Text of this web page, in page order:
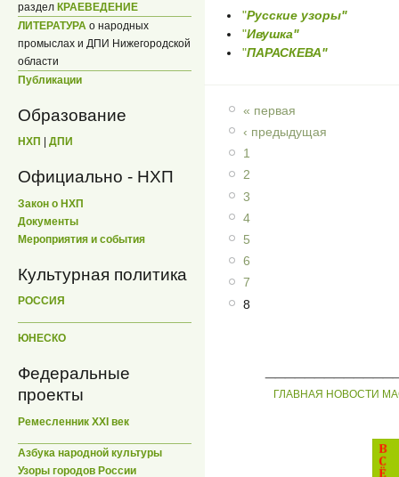
раздел КРАЕВЕДЕНИЕ
ЛИТЕРАТУРА о народных
промыслах и ДПИ Нижегородской
области
Публикации
Образование
НХП ДПИ
Официально - НХП
Закон о НХП
Документы
Мероприятия и события
Культурная политика
РОССИЯ
ЮНЕСКО
Федеральные
проекты
Ремесленник XXI век
Азбука народной культуры
Узоры городов России
"Русские узоры"
"Ивушка"
"ПАРАСКЕВА"
« первая
‹ предыдущая
1
2
3
4
5
6
7
8
ГЛАВНАЯ НОВОСТИ